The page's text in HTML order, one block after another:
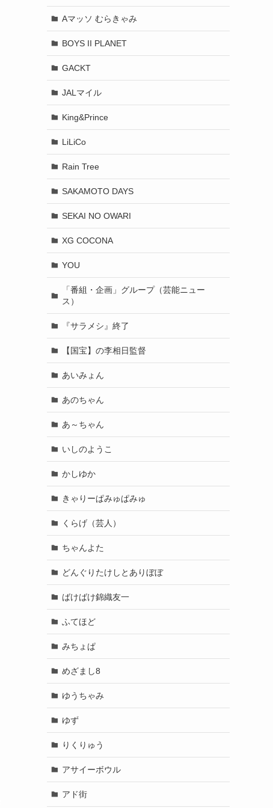
Aマッソ むらきゃみ
BOYS II PLANET
GACKT
JALマイル
King&Prince
LiLiCo
Rain Tree
SAKAMOTO DAYS
SEKAI NO OWARI
XG COCONA
YOU
「番組・企画」グループ（芸能ニュー
ス）
『サラメシ』終了
【国宝】の李相日監督
あいみょん
あのちゃん
あ～ちゃん
いしのようこ
かしゆか
きゃりーぱみゅぱみゅ
くらげ（芸人）
ちゃんよた
どんぐりたけしとありぼぼ
ばけばけ錦織友一
ふてほど
みちょぱ
めざまし8
ゆうちゃみ
ゆず
りくりゅう
アサイーボウル
アド街